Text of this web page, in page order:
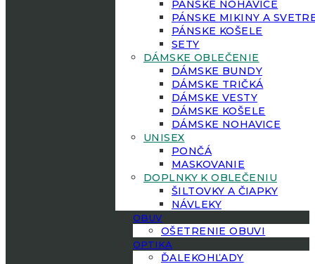
PÁNSKE NOHAVICE
PÁNSKE MIKINY A
PÁNSKE KOŠELE
SETY
DÁMSKE OBLEČENIE
DÁMSKE BUNDY
DÁMSKE TRIČKÁ
DÁMSKE VESTY
DÁMSKE KOŠELE
DÁMSKE NOHAVICE
UNISEX
PONČÁ
MASKOVANIE
DOPLNKY K OBLEČENIU
ŠILTOVKY A ČIAPKY
NÁVLEKY
OBUV
OŠETRENIE OBUVI
OPTIKA
ĎALEKOHĽADY